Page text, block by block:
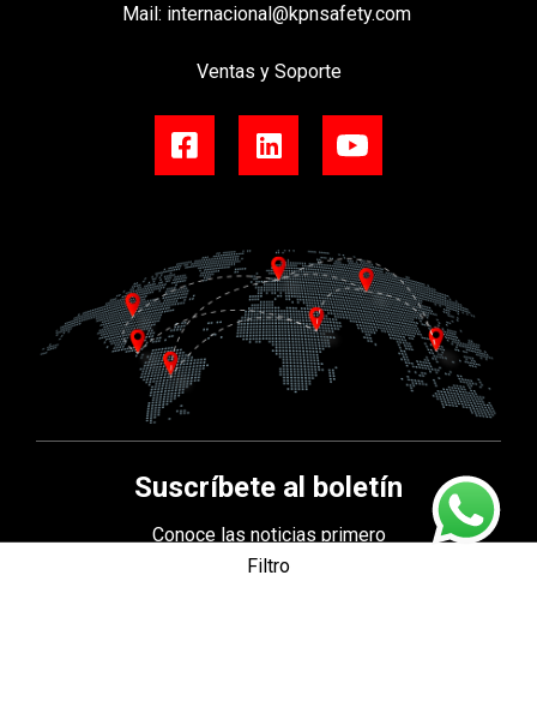
Filtro
Mail: internacional@kpnsafety.com
Ventas y Soporte
Suscríbete al boletín
Conoce las noticias primero
sobre nuestros productos y eventos